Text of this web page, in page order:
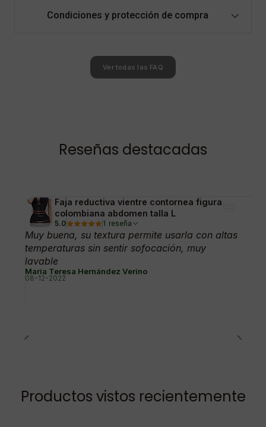
Condiciones y protección de compra
Ver todas las FAQ
Reseñas destacadas
Faja reductiva vientre contornea figura
colombiana abdomen talla L
5.0 1 reseña
Muy buena, su textura permite usarla con altas
temperaturas sin sentir sofocación, muy
lavable
María Teresa Hernández Verino
08-12-2022
Productos vistos recientemente